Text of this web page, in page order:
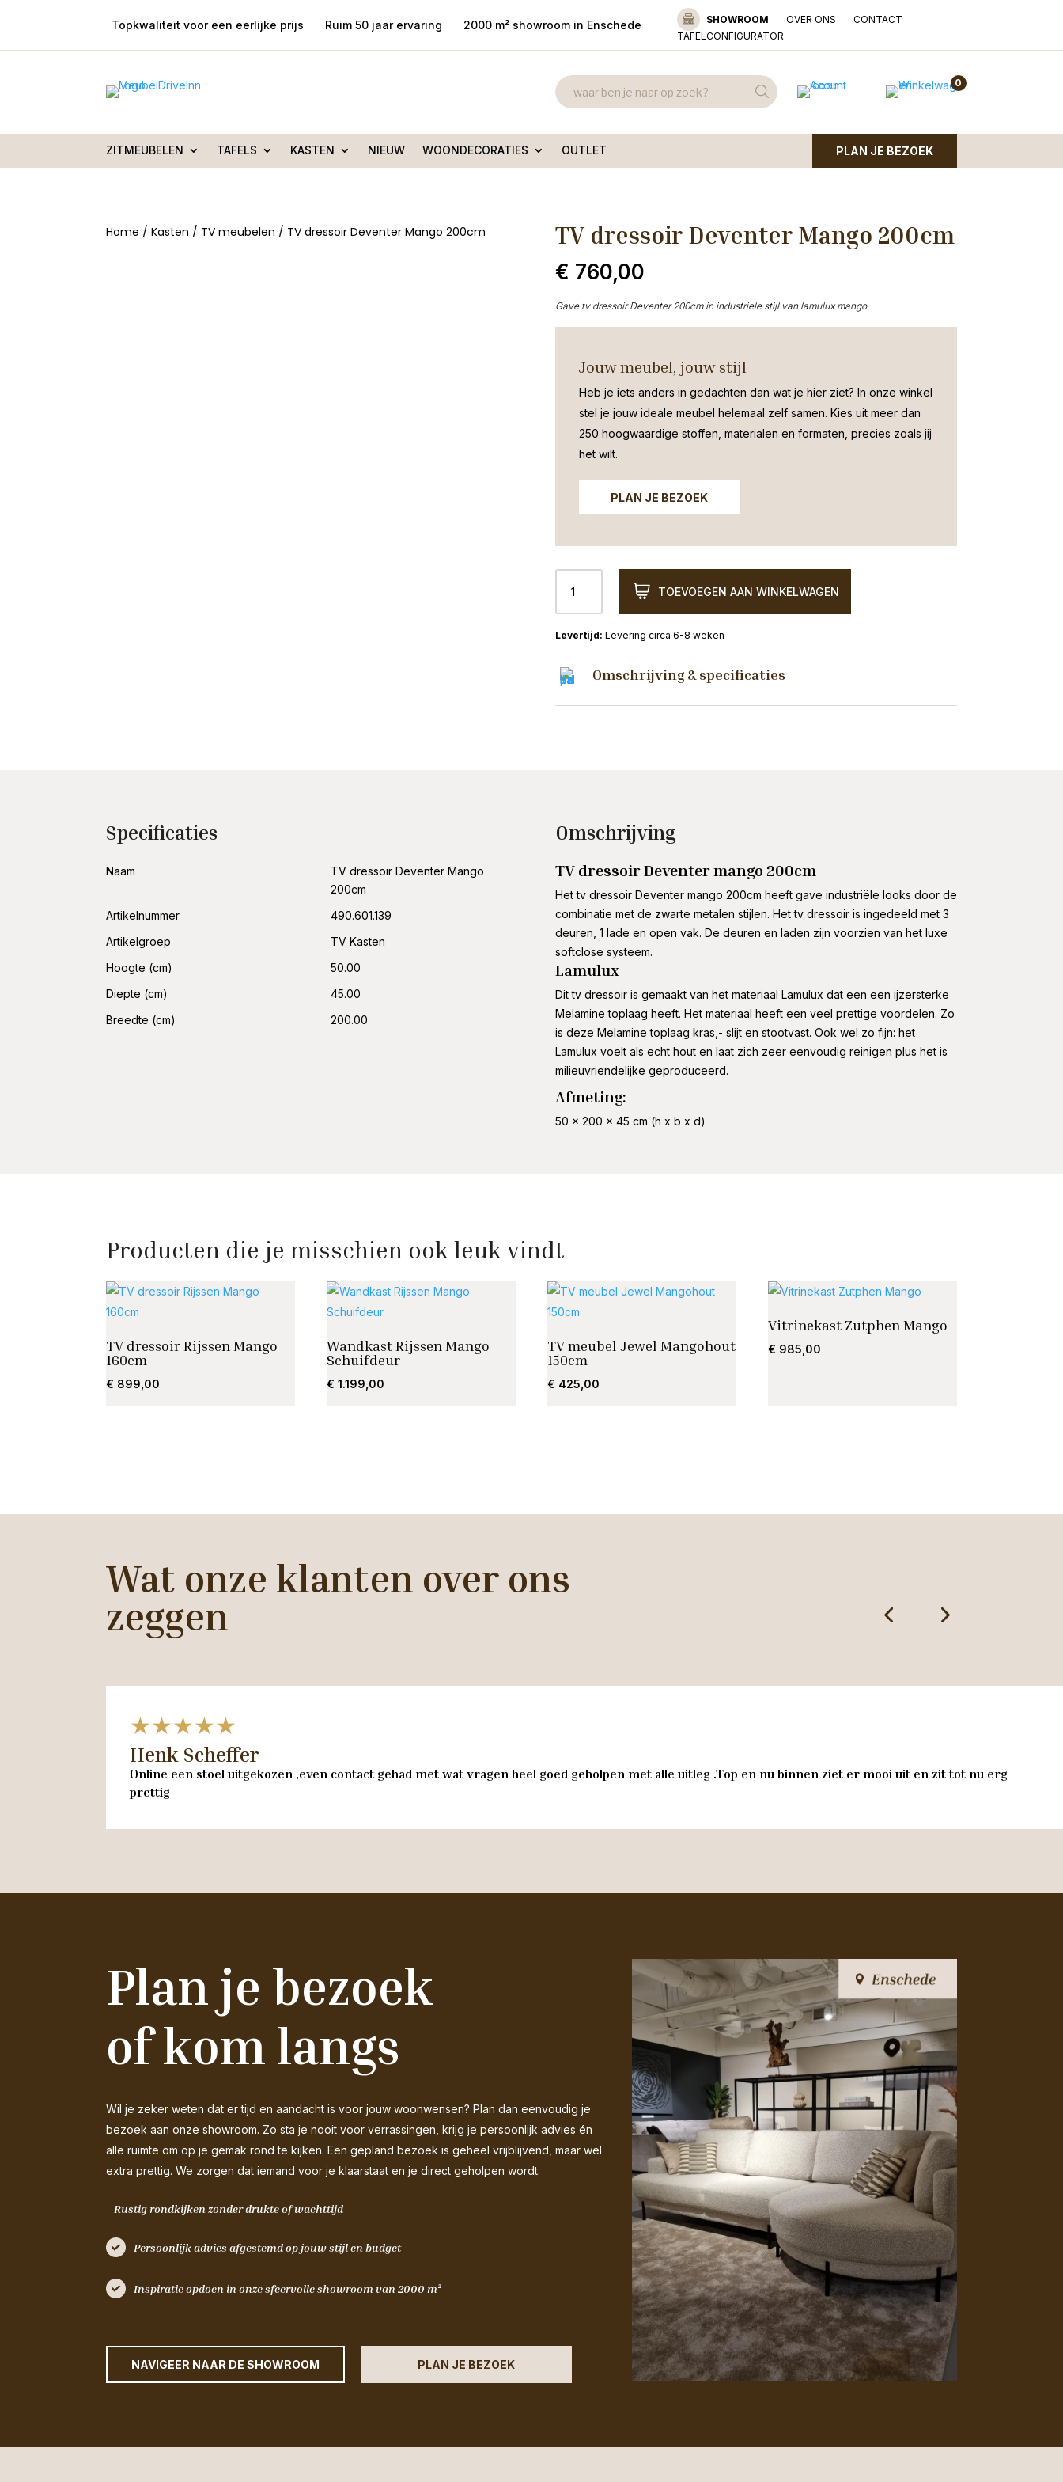
Topkwaliteit voor een eerlijke prijs Ruim 50 jaar ervaring 2000 m² showroom in Enschede SHOWROOM OVER ONS
CONTACT
TAFELCONFIGURATOR
0
ZITMEUBELEN TAFELS KASTEN NIEUW WOONDECORATIES OUTLET PLAN JE BEZOEK
Home /Kasten / TV meubelen / TV dressoir Deventer Mango 200cm TV dressoir Deventer Mango 200cm
€ 760,00
Gave tv dressoir Deventer 200cm in industriele stijl van lamulux mango.
Jouw meubel, jouw stijl
Heb je iets anders in gedachten dan wat je hier ziet? In onze winkel
stel je jouw ideale meubel helemaal zelf samen. Kies uit meer dan
250 hoogwaardige stoffen, materialen en formaten, precies zoals jij
het wilt.
PLAN JE BEZOEK
dressoir
Deventer
Mango
aantal
TOEVOEGEN AAN WINKELWAGEN
Levering circa 6-8 weken
Omschrijving & specificaties
Specificaties
Naam
TV dressoir Deventer Mango
200cm
Artikelnummer
490.601.139
Artikelgroep
TV Kasten
Hoogte (cm)
50.00
Diepte (cm)
45.00
Breedte (cm)
200.00
Omschrijving
TV dressoir Deventer mango 200cm
Het tv dressoir Deventer mango 200cm heeft gave industriële looks door de
combinatie met de zwarte metalen stijlen. Het tv dressoir is ingedeeld met 3
deuren, 1 lade en open vak. De deuren en laden zijn voorzien van het luxe
softclose systeem.
Lamulux
Dit tv dressoir is gemaakt van het materiaal Lamulux dat een een ijzersterke
Melamine toplaag heeft. Het materiaal heeft een veel prettige voordelen. Zo
is deze Melamine toplaag kras,- slijt en stootvast. Ook wel zo fijn: het
Lamulux voelt als echt hout en laat zich zeer eenvoudig reinigen plus het is
milieuvriendelijke geproduceerd.
Afmeting:
50 x 200 x 45 cm (h x b x d)
Producten die je misschien ook leuk vindt
TV dressoir Rijssen Mango
160cm
€ 899,00
Wandkast Rijssen Mango
Schuifdeur
€ 1.199,00
TV meubel Jewel Mangohout
150cm
€ 425,00
Vitrinekast Zutphen Mango
€ 985,00
Wat onze klanten over ons
zeggen
★★★★★
Henk Scheffer
Online een stoel uitgekozen ,even contact gehad met wat vragen heel goed geholpen met alle uitleg .Top en nu binnen ziet er mooi uit en zit tot nu erg
prettig
Plan je bezoek
of kom langs
Wil je zeker weten dat er tijd en aandacht is voor jouw woonwensen? Plan dan eenvoudig je
bezoek aan onze showroom. Zo sta je nooit voor verrassingen, krijg je persoonlijk advies én
alle ruimte om op je gemak rond te kijken. Een gepland bezoek is geheel vrijblijvend, maar wel
extra prettig. We zorgen dat iemand voor je klaarstaat en je direct geholpen wordt.
Rustig rondkijken zonder drukte of wachttijd
Persoonlijk advies afgestemd op jouw stijl en budget
Inspiratie opdoen in onze sfeervolle showroom van 2000 m²
NAVIGEER NAAR DE SHOWROOM PLAN JE BEZOEK